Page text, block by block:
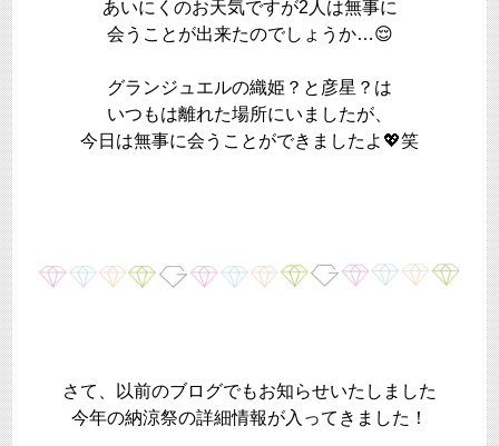
あいにくのお天気ですが2人は無事に
会うことが出来たのでしょうか…😌
グランジュエルの織姫？と彦星？は
いつもは離れた場所にいましたが、
今日は無事に会うことができましたよ💖笑
さて、以前のブログでもお知らせいたしました
今年の納涼祭の詳細情報が入ってきました！